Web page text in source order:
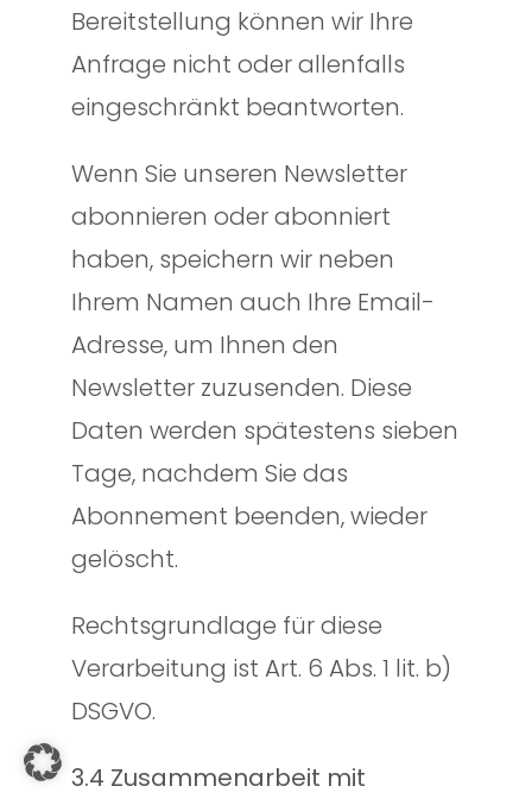
Bereitstellung können wir Ihre
Anfrage nicht oder allenfalls
eingeschränkt beantworten.
Wenn Sie unseren Newsletter
abonnieren oder abonniert
haben, speichern wir neben
Ihrem Namen auch Ihre Email-
Adresse, um Ihnen den
Newsletter zuzusenden. Diese
Daten werden spätestens sieben
Tage, nachdem Sie das
Abonnement beenden, wieder
gelöscht.
Rechtsgrundlage für diese
Verarbeitung ist Art. 6 Abs. 1 lit. b)
DSGVO.
3.4 Zusammenarbeit mit